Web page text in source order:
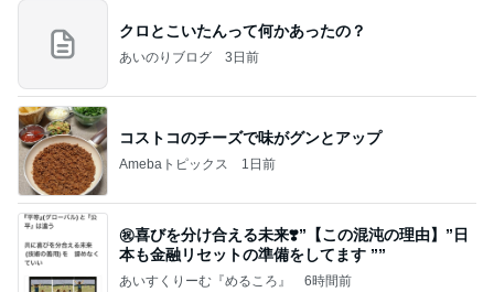
クロとこいたんって何かあったの？
あいのりブログ 3日前
コストコのチーズで味がグンとアップ
Amebaトピックス 1日前
㊗️喜びを分け合える未来❣️”【この混沌の理由】”⽇
本も⾦融リセットの準備をしてます ””
あいすくりーむ『めるころ』 6時間前